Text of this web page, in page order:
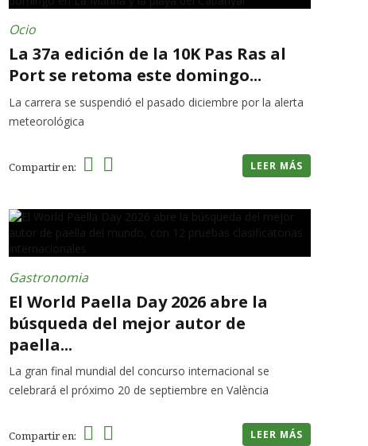
Ocio
La 37a edición de la 10K Pas Ras al
Port se retoma este domingo...
La carrera se suspendió el pasado diciembre por la alerta
meteorológica
Compartir en: LEER MÁS
Gastronomia
El World Paella Day 2026 abre la
búsqueda del mejor autor de
paella...
La gran final mundial del concurso internacional se
celebrará el próximo 20 de septiembre en València
Compartir en: LEER MÁS